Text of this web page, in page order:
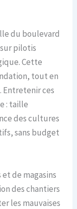
du boulevard
pilotis
Cette
tout en
Entretenir ces
: taille
des cultures
sans budget
et de magasins
des chantiers
les mauvaises